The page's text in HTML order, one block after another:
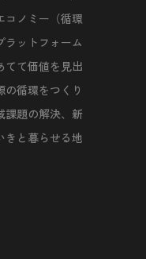
コノミー（循環
ラットフォーム
てて価値を見出
循環をつくり
課題の解決、新
きと暮らせる地